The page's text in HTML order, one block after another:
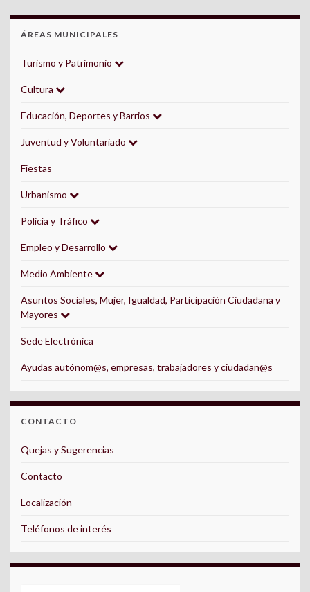
ÁREAS MUNICIPALES
Turismo y Patrimonio
Cultura
Educación, Deportes y Barrios
Juventud y Voluntariado
Fiestas
Urbanismo
Policía y Tráfico
Empleo y Desarrollo
Medio Ambiente
Asuntos Sociales, Mujer, Igualdad, Participación Ciudadana y
Mayores
Sede Electrónica
Ayudas autónom@s, empresas, trabajadores y ciudadan@s
CONTACTO
Quejas y Sugerencias
Contacto
Localización
Teléfonos de interés